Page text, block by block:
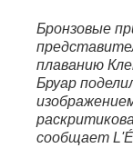
Бронзовые
плаванию
Бруар
сообщает